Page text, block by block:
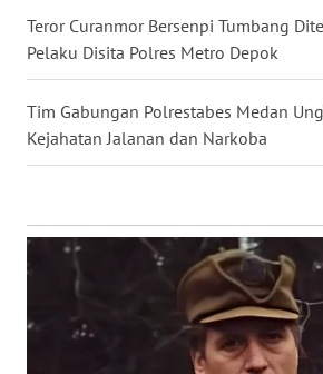
Teror Curanmor Bersenpi Tumbang
Pelaku Disita Polres Metro Depok
Tim Gabungan Polrestabes Medan
Kejahatan Jalanan dan Narkoba
DANAU
TOBA
WN
NIAS
LANGKAT
WN
SELATAN